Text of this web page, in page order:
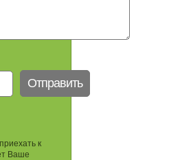
к
Ваше